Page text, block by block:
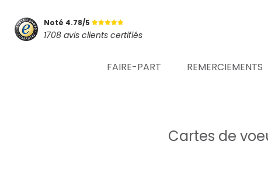
Noté 4.78/5
1708 avis clients certifiés
FAIRE-PART REMERCIEMENTS
Cartes de